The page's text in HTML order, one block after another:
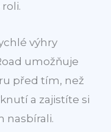
výhry
umožňuje
před tím, než
a zajistíte si
nasbírali.